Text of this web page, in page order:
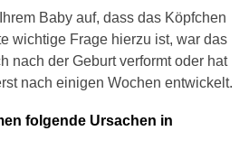
Baby auf, dass das Köpfchen
wichtige Frage hierzu ist, war das
nach der Geburt verformt oder hat
nach einigen Wochen entwickelt.
folgende Ursachen in
bei